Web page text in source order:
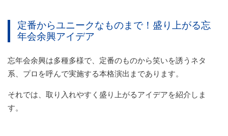
定番からユニークなものまで！盛り上がる忘
年会余興アイデア
忘年会余興は多種多様で、定番のものから笑いを誘うネタ
系、プロを呼んで実施する本格演出まであります。
それでは、取り入れやすく盛り上がるアイデアを紹介しま
す。